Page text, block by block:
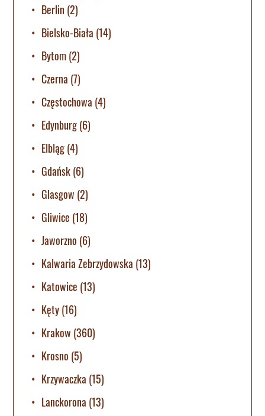
Berlin (2)
Bielsko-Biała (14)
Bytom(2)
Czerna (7)
Częstochowa (4)
Edynburg(6)
Elbląg(4)
Gdańsk(6)
Glasgow (2)
Gliwice (18)
Jaworzno (6)
Kalwaria Zebrzydowska (13)
Katowice (13)
Kęty(16)
Krakow (360)
Krosno (5)
Krzywaczka (15)
Lanckorona (13)